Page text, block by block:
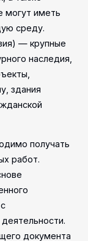
могут иметь
среду.
— крупные
наследия,
здания
получать
работ.
документа